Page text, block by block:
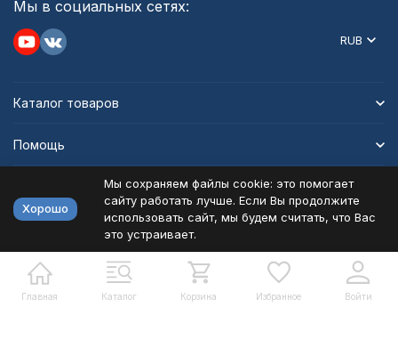
Главная Каталог Корзина Избранное Войти
Мы в социальных сетях:
RUB
Каталог товаров
Помощь
Политика персональных данных
Разработано в bodysite.ru
Хорошо
Мы сохраняем файлы cookie: это помогает
сайту работать лучше. Если Вы продолжите
использовать сайт, мы будем считать, что Вас
это устраивает.